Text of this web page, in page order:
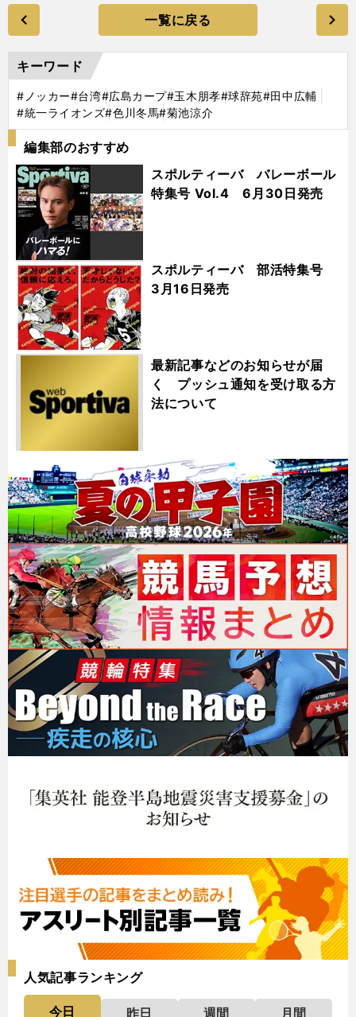
一覧に戻る
キーワード
#ノッカー#台湾#広島カープ#玉木朋孝#球辞苑#田中広輔
#統一ライオンズ#色川冬馬#菊池涼介
編集部のおすすめ
スポルティーバ バレーボール
特集号 Vol.4 6月30日発売
スポルティーバ 部活特集号
3月16日発売
最新記事などのお知らせが届
く プッシュ通知を受け取る方
法について
人気記事ランキング
今日 昨日 週間 月間